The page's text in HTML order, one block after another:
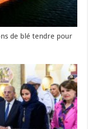
de blé tendre pour